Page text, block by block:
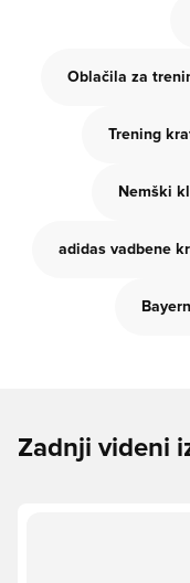
Oblačila za
Trening
Nemški
adidas vadbene
Zadnji videni